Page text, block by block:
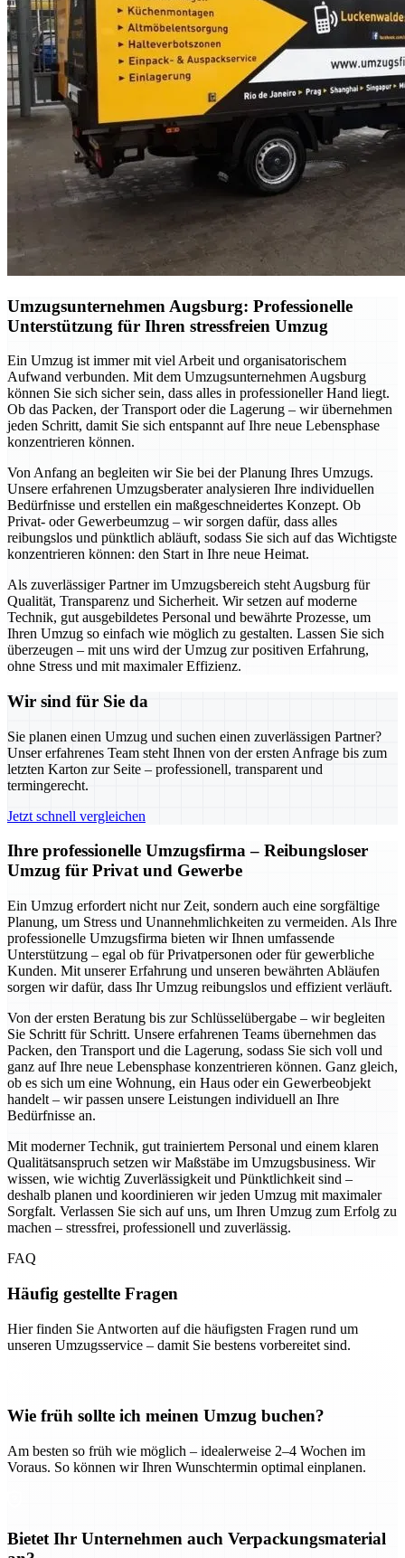
Umzugsunternehmen Augsburg: Professionelle
Unterstützung für Ihren stressfreien Umzug
Ein Umzug ist immer mit viel Arbeit und organisatorischem
Aufwand verbunden. Mit dem Umzugsunternehmen Augsburg
können Sie sich sicher sein, dass alles in professioneller Hand liegt.
Ob das Packen, der Transport oder die Lagerung – wir übernehmen
jeden Schritt, damit Sie sich entspannt auf Ihre neue Lebensphase
konzentrieren können.
Von Anfang an begleiten wir Sie bei der Planung Ihres Umzugs.
Unsere erfahrenen Umzugsberater analysieren Ihre individuellen
Bedürfnisse und erstellen ein maßgeschneidertes Konzept. Ob
Privat- oder Gewerbeumzug – wir sorgen dafür, dass alles
reibungslos und pünktlich abläuft, sodass Sie sich auf das Wichtigste
konzentrieren können: den Start in Ihre neue Heimat.
Als zuverlässiger Partner im Umzugsbereich steht Augsburg für
Qualität, Transparenz und Sicherheit. Wir setzen auf moderne
Technik, gut ausgebildetes Personal und bewährte Prozesse, um
Ihren Umzug so einfach wie möglich zu gestalten. Lassen Sie sich
überzeugen – mit uns wird der Umzug zur positiven Erfahrung,
ohne Stress und mit maximaler Effizienz.
Wir sind für Sie da
Sie planen einen Umzug und suchen einen zuverlässigen Partner?
Unser erfahrenes Team steht Ihnen von der ersten Anfrage bis zum
letzten Karton zur Seite – professionell, transparent und
termingerecht.
Jetzt schnell vergleichen
Ihre professionelle Umzugsfirma – Reibungsloser
Umzug für Privat und Gewerbe
Ein Umzug erfordert nicht nur Zeit, sondern auch eine sorgfältige
Planung, um Stress und Unannehmlichkeiten zu vermeiden. Als Ihre
professionelle Umzugsfirma bieten wir Ihnen umfassende
Unterstützung – egal ob für Privatpersonen oder für gewerbliche
Kunden. Mit unserer Erfahrung und unseren bewährten Abläufen
sorgen wir dafür, dass Ihr Umzug reibungslos und effizient verläuft.
Von der ersten Beratung bis zur Schlüsselübergabe – wir begleiten
Sie Schritt für Schritt. Unsere erfahrenen Teams übernehmen das
Packen, den Transport und die Lagerung, sodass Sie sich voll und
ganz auf Ihre neue Lebensphase konzentrieren können. Ganz gleich,
ob es sich um eine Wohnung, ein Haus oder ein Gewerbeobjekt
handelt – wir passen unsere Leistungen individuell an Ihre
Bedürfnisse an.
Mit moderner Technik, gut trainiertem Personal und einem klaren
Qualitätsanspruch setzen wir Maßstäbe im Umzugsbusiness. Wir
wissen, wie wichtig Zuverlässigkeit und Pünktlichkeit sind –
deshalb planen und koordinieren wir jeden Umzug mit maximaler
Sorgfalt. Verlassen Sie sich auf uns, um Ihren Umzug zum Erfolg zu
machen – stressfrei, professionell und zuverlässig.
FAQ
Häufig gestellte Fragen
Hier finden Sie Antworten auf die häufigsten Fragen rund um
unseren Umzugsservice – damit Sie bestens vorbereitet sind.
Wie früh sollte ich meinen Umzug buchen?
Am besten so früh wie möglich – idealerweise 2–4 Wochen im
Voraus. So können wir Ihren Wunschtermin optimal einplanen.
Bietet Ihr Unternehmen auch Verpackungsmaterial